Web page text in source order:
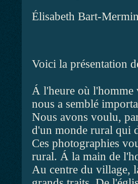
Élisabeth Bart-
Voici la présentation
Á l'heure où l'homme
nous a semblé
Nous avons voulu,
d'un monde rural qui
Ces photographies
rural. Á la main de
Au centre du village,